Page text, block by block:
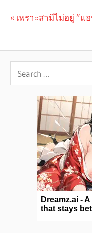
navigation
Previous
เพราะสามีไม่อยู่ ”แ